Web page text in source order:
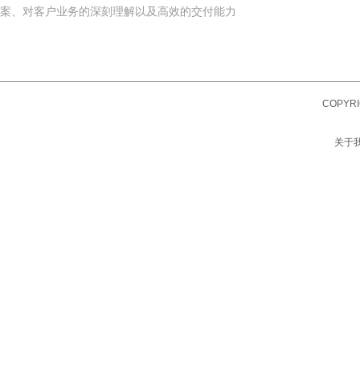
案、对客户业务的深刻理解以及高效的交付能力
关于